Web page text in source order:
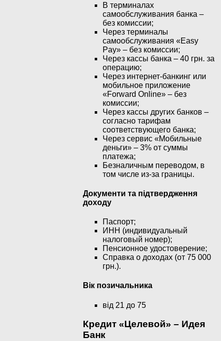
В терминалах
самообслуживания банка –
без комиссии;
Через терминалы
самообслуживания «Easy
Pay» – без комиссии;
Через кассы банка – 40 грн. за
операцию;
Через интернет-банкинг или
мобильное приложение
«Forward Online» – без
комиссии;
Через кассы других банков –
согласно тарифам
соответствующего банка;
Через сервис «Мобильные
деньги» – 3% от суммы
платежа;
Безналичным переводом, в
том числе из-за границы.
Документи та підтвердження
доходу
Паспорт;
ИНН (индивидуальный
налоговый номер);
Пенсионное удостоверение;
Справка о доходах (от 75 000
грн.).
Вік позичальника
від 21 до 75
Кредит «Целевой» – Идея
Банк